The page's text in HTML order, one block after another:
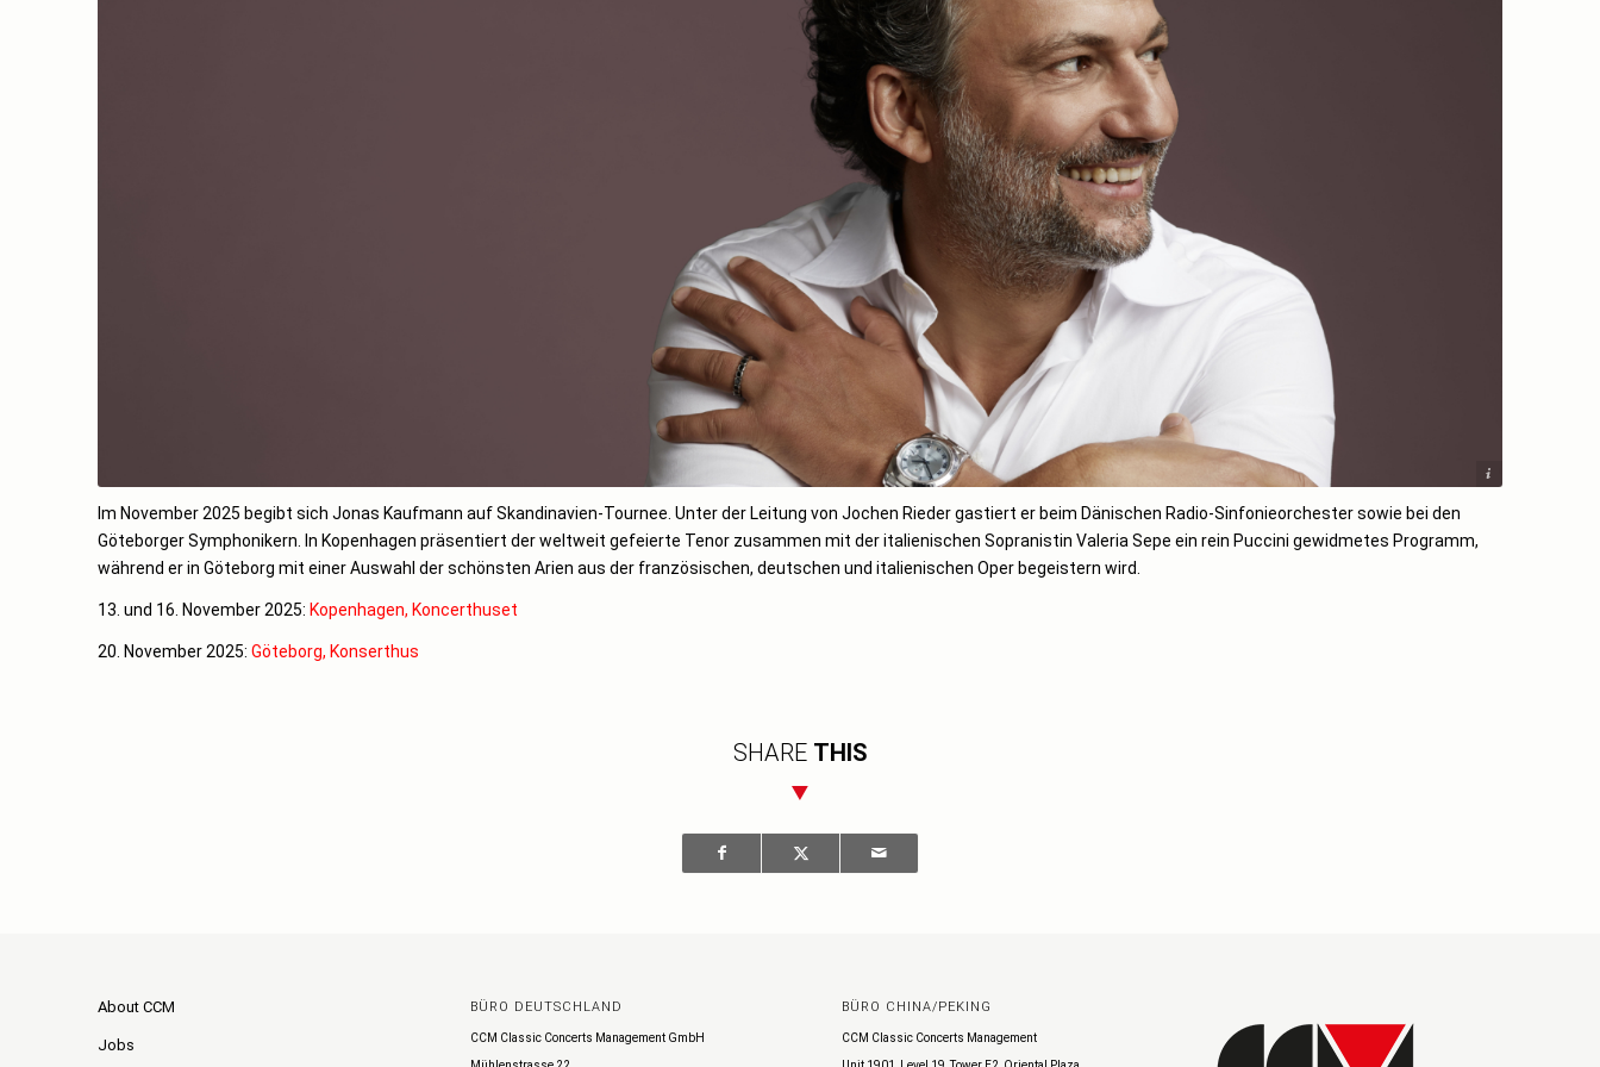
Gregor Hohenberg / Sony Classical
Im November 2025 begibt sich Jonas Kaufmann auf Skandinavien-Tournee. Unter der Leitung von Jochen Rieder gastiert er beim Dänischen Radio-Sinfonieorchester sowie bei den
Göteborger Symphonikern. In Kopenhagen präsentiert der weltweit gefeierte Tenor zusammen mit der italienischen Sopranistin Valeria Sepe ein rein Puccini gewidmetes Programm,
während er in Göteborg mit einer Auswahl der schönsten Arien aus der französischen, deutschen und italienischen Oper begeistern wird.
13. und 16. November 2025: Kopenhagen, Koncerthuset
20. November 2025: Göteborg, Konserthus
SHARE THIS
About CCM
Jobs
BÜRO DEUTSCHLAND
CCM Classic Concerts Management GmbH
BÜRO CHINA/PEKING
CCM Classic Concerts Management